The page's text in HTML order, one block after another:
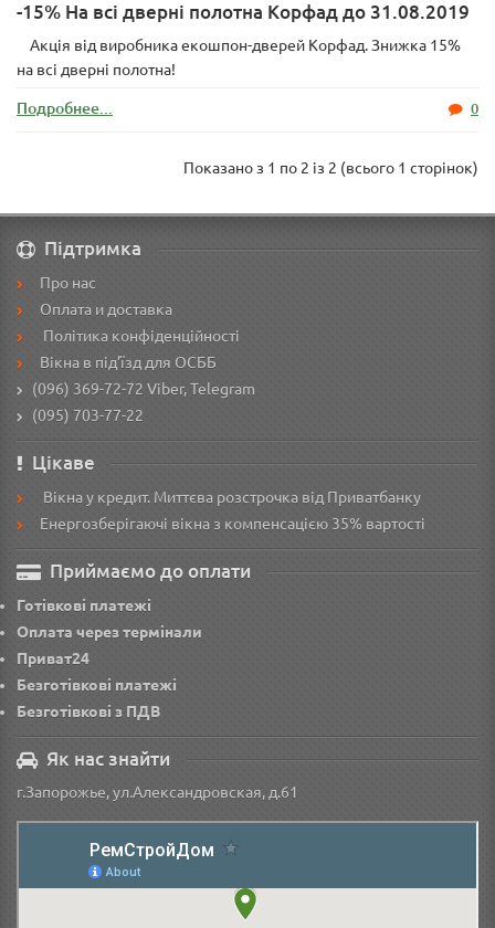
-15% На всі дверні полотна Корфад до 31.08.2019
Акція від виробника екошпон-дверей Корфад. Знижка 15%
на всі дверні полотна!
Подробнее... 0
Показано з 1 по 2 із 2 (всього 1 сторінок)
Підтримка
Про нас
Оплата и доставка
Політика конфіденційності
Вікна в під’їзд для ОСББ
(096) 369-72-72 Viber, Telegram
(095) 703-77-22
Цікаве
Вікна у кредит. Миттєва розстрочка від Приватбанку
Енергозберігаючі вікна з компенсацією 35% вартості
Приймаємо до оплати
Готівкові платежі
Оплата через термінали
Приват24
Безготівкові платежі
Безготівкові з ПДВ
Як нас знайти
г.Запорожье, ул.Александровская, д.61